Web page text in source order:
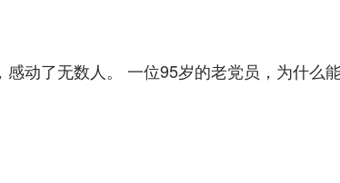
了无数人。 一位95岁的老党员，为什么